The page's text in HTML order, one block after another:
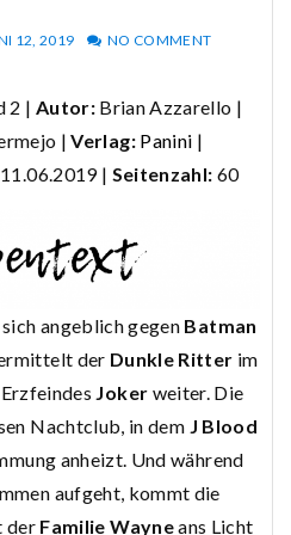
12, 2019 NO COMMENT
2 | Autor: Brian Azzarello |
|Verlag: Panini |
11.06.2019 | Seitenzahl: 60
angeblich gegen Batman
der Dunkle Ritter im
Joker weiter. Die
Nachtclub, in dem J Blood
anheizt. Und während
aufgeht, kommt die
der Familie Wayneans Licht